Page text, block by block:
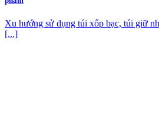
Xu hướng sử dụng túi xốp bạc, túi giữ
[...]